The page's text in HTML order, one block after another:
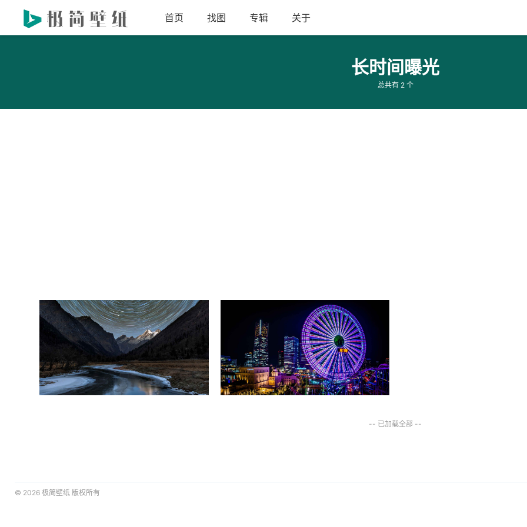
首页 找图 专辑 关于
长时间曝光
总共有 2 个
-- 已加载全部 --
© 2026 极简壁纸 版权所有